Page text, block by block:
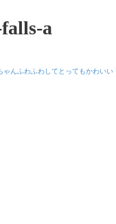
a
ゃんふわふわしてとってもかわいい